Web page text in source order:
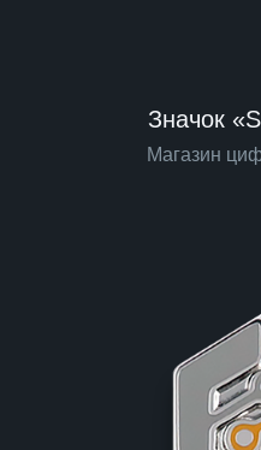
Значок
Магазин